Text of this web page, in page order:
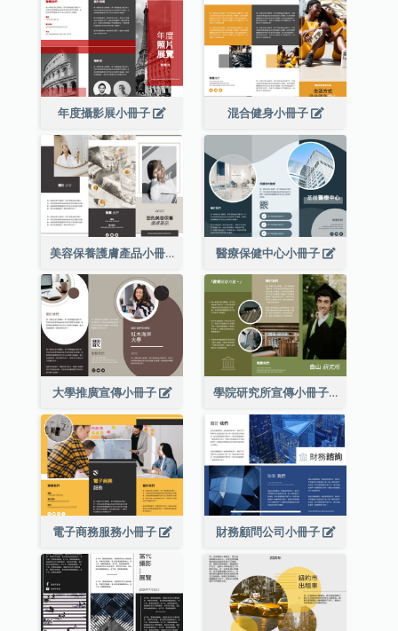
年度攝影展小冊子 混合健身小冊子
美容保養護膚產品小冊子 醫療保健中心小冊子
大學推廣宣傳小冊子 學院研究所宣傳小冊子
電子商務服務小冊子 財務顧問公司小冊子